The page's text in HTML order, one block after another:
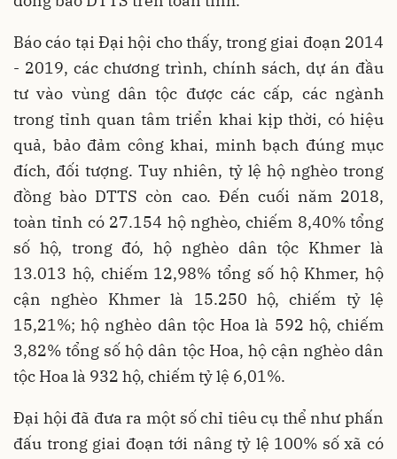
Báo cáo tại Đại hội cho thấy, trong giai đoạn 2014
- 2019, các chương trình, chính sách, dự án đầu
tư vào vùng dân tộc được các cấp, các ngành
trong tỉnh quan tâm triển khai kịp thời, có hiệu
quả, bảo đảm công khai, minh bạch đúng mục
đích, đối tượng. Tuy nhiên, tỷ lệ hộ nghèo trong
đồng bào DTTS còn cao. Đến cuối năm 2018,
toàn tỉnh có 27.154 hộ nghèo, chiếm 8,40% tổng
số hộ, trong đó, hộ nghèo dân tộc Khmer là
13.013 hộ, chiếm 12,98% tổng số hộ Khmer, hộ
cận nghèo Khmer là 15.250 hộ, chiếm tỷ lệ
15,21%; hộ nghèo dân tộc Hoa là 592 hộ, chiếm
3,82% tổng số hộ dân tộc Hoa, hộ cận nghèo dân
tộc Hoa là 932 hộ, chiếm tỷ lệ 6,01%.
Đại hội đã đưa ra một số chỉ tiêu cụ thể như phấn
đấu trong giai đoạn tới nâng tỷ lệ 100% số xã có